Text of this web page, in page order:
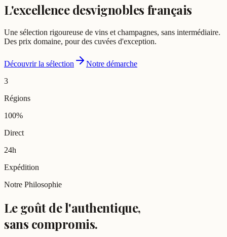
L'excellence desvignobles français
Une sélection rigoureuse de vins et champagnes, sans intermédiaire.
Des prix domaine, pour des cuvées d'exception.
Découvrir la sélection
Notre démarche
3
Régions
100%
Direct
24h
Expédition
Notre Philosophie
Le goût de l'authentique,
sans compromis.